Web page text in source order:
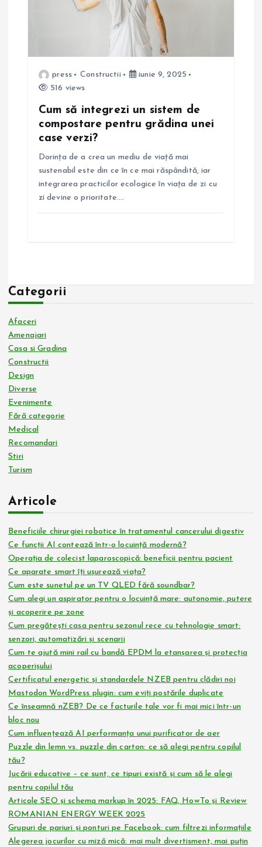
press Constructii
iunie 9, 2025
516 views
Cum să integrezi un sistem de
compostare pentru grădina unei
case verzi?
Dorința de a crea un mediu de viață mai
sustenabil este din ce în ce mai răspândită, iar
integrarea practicilor ecologice în viața de zi cu
zi devine o prioritate.…
Categorii
Afaceri
Amenajari
Casa si Gradina
Constructii
Design
Diverse
Evenimente
Fără categorie
Medical
Recomandari
Stiri
Turism
Articole
Beneficiile chirurgiei robotice în tratamentul cancerului digestiv
Ce funcții AI contează într-o locuință modernă?
Operația de colecist laparoscopică: beneficii pentru pacient
Ce aparate smart îți ușurează viața?
Cum este sunetul pe un TV QLED fără soundbar?
Cum alegi un aspirator pentru o locuință mare: autonomie, putere
și acoperire pe zone
Cum pregătești casa pentru sezonul rece cu tehnologie smart:
senzori, automatizări și scenarii
Cum te ajută mini rail cu bandă EPDM la etanșarea și protecția
acoperișului
Certificatul energetic și standardele NZEB pentru clădiri noi
Mastodon WordPress plugin: cum eviți postările duplicate
Ce înseamnă nZEB? De ce facturile tale vor fi mai mici într-un
bloc nou
Cum influențează AI performanța unui purificator de aer
Puzzle din lemn vs. puzzle din carton: ce să alegi pentru copilul
tău?
Jucării educative – ce sunt, ce tipuri există și cum să le alegi
pentru copilul tău
Articole SEO și schema markup în 2025: FAQ, HowTo și Review
ROMANIAN ENERGY WEEK 2025
Grupuri de pariuri și ponturi pe Facebook: cum filtrezi informațiile
Alegerea jocurilor cu miză mică: mai mult divertisment, mai puțin